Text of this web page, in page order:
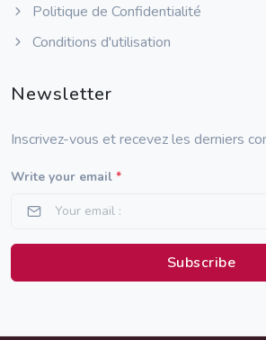
Politique de Confidentialité
Conditions d'utilisation
Newsletter
Inscrivez-vous et recevez les derniers
Write your email *